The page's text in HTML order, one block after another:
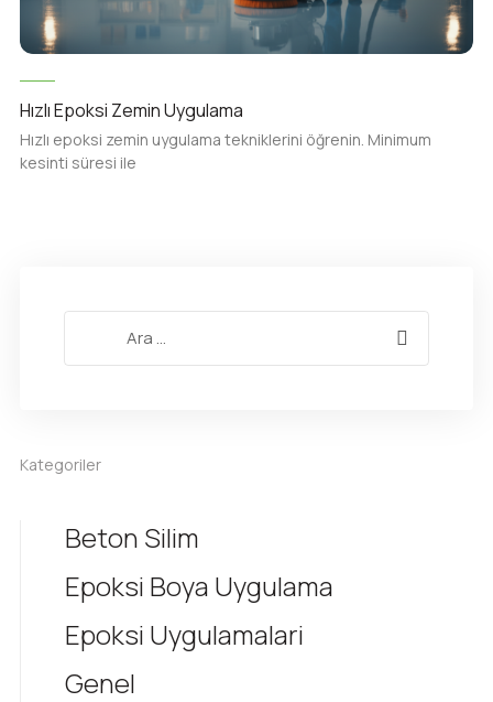
Hızlı Epoksi Zemin Uygulama
Hızlı epoksi zemin uygulama tekniklerini öğrenin. Minimum
kesinti süresi ile
Kategoriler
Beton Silim
Epoksi Boya Uygulama
Epoksi Uygulamalari
Genel